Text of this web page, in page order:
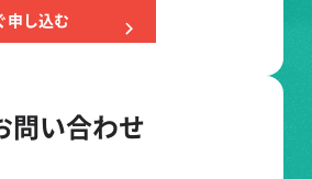
申し込む
問い合わせ